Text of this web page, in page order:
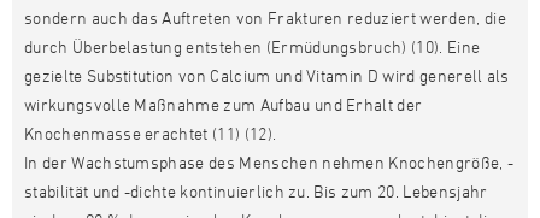
sondern auch das Auftreten von Frakturen reduziert werden, die
durch Überbelastung entstehen (Ermüdungsbruch) (10). Eine
gezielte Substitution von Calcium und Vitamin D wird generell als
wirkungsvolle Maßnahme zum Aufbau und Erhalt der
Knochenmasse erachtet (11) (12).
In der Wachstumsphase des Menschen nehmen Knochengröße, -
stabilität und -dichte kontinuierlich zu. Bis zum 20. Lebensjahr